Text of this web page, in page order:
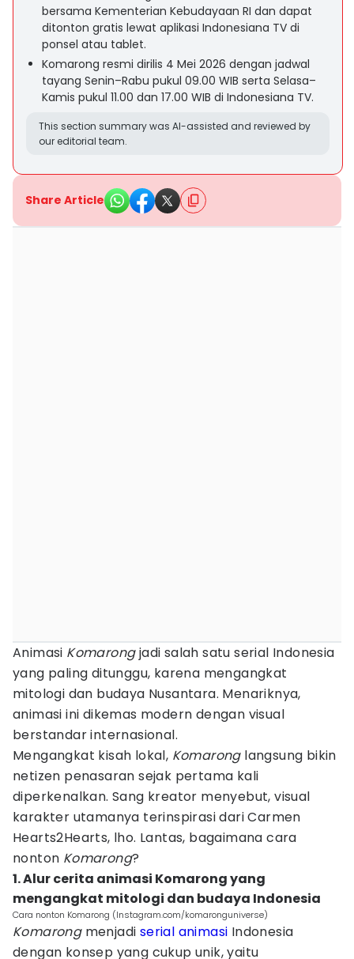
bersama Kementerian Kebudayaan RI dan dapat
ditonton gratis lewat aplikasi Indonesiana TV di
ponsel atau tablet.
Komarong resmi dirilis 4 Mei 2026 dengan jadwal
tayang Senin–Rabu pukul 09.00 WIB serta Selasa–
Kamis pukul 11.00 dan 17.00 WIB di Indonesiana TV.
This section summary was AI-assisted and reviewed by
our editorial team.
Share Article
Animasi Komarongjadi salah satu serial Indonesia
yang paling ditunggu, karena mengangkat
mitologi dan budaya Nusantara. Menariknya,
animasi ini dikemas modern dengan visual
berstandar internasional.
Mengangkat kisah lokal, Komaronglangsung bikin
netizen penasaran sejak pertama kali
diperkenalkan. Sang kreator menyebut, visual
karakter utamanya terinspirasi dari Carmen
Hearts2Hearts, lho. Lantas, bagaimana cara
nonton Komarong?
1. Alur cerita animasi Komarong yang
mengangkat mitologi dan budaya Indonesia
Cara nonton Komarong (Instagram.com/komaronguniverse)
Komarongmenjadi serial animasi Indonesia
dengan konsep yang cukup unik, yaitu